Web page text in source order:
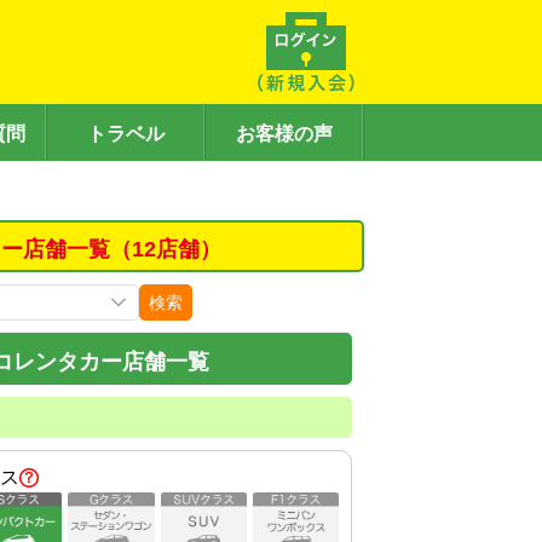
問 トラベル お客様の声
店舗一覧（12店舗）
検索
レンタカー店舗一覧